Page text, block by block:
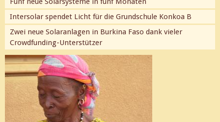
Intersolar spendet Licht für die Grundschule Konkoa B
Zwei neue Solaranlagen in Burkina Faso dank vieler
Crowdfunding-Unterstützer